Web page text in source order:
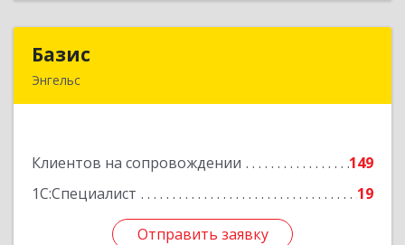
Базис
Энгельс
Клиентов на сопровождении
149
1С:Специалист
19
Отправить заявку
Подробнее
Отправить заявку